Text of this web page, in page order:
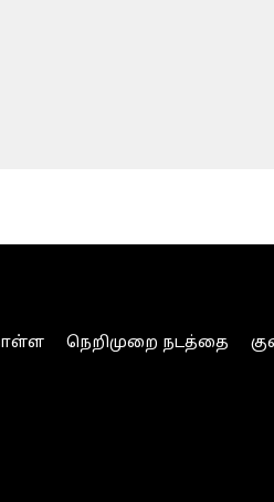
நெறிமுறை நடத்தை